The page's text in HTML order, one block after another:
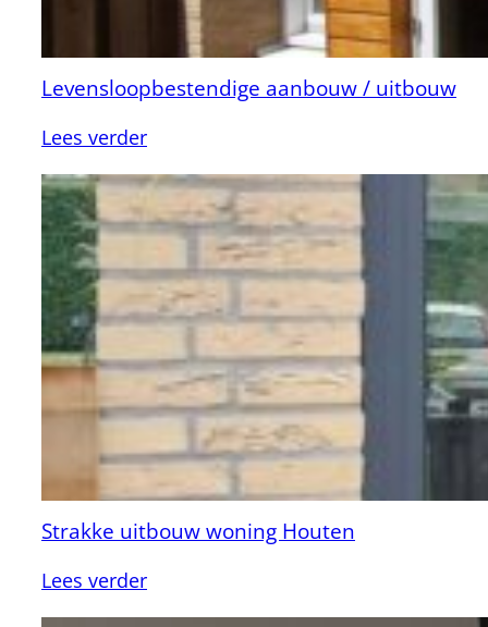
Levensloopbestendige aanbouw / uitbouw
Lees verder:
Levensloopbestendige
aanbouw
/
uitbouw
Strakke uitbouw woning Houten
Lees verder:
Strakke